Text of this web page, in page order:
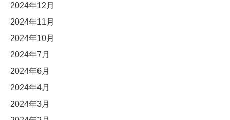
2024年12月
2024年11月
2024年10月
2024年7月
2024年6月
2024年4月
2024年3月